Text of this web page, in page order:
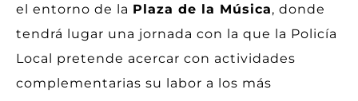
el entorno de la Plaza de la Música, donde
tendrá lugar una jornada con la que la Policía
Local pretende acercar con actividades
complementarias su labor a los más